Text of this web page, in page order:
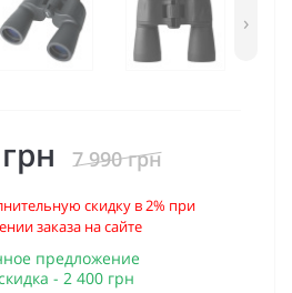
›
7 990 грн
скидку в 2% при
заказа на сайте
предложение
- 2 400 грн